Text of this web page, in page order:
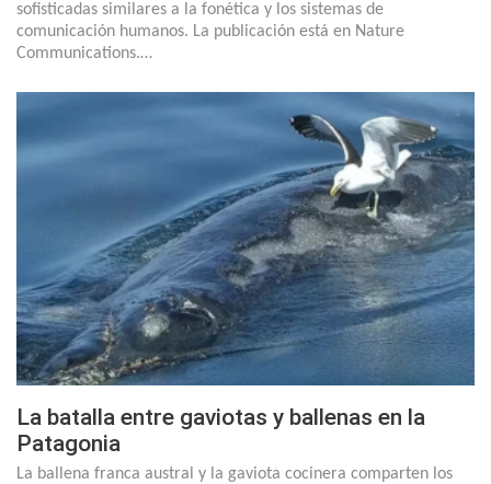
sofisticadas similares a la fonética y los sistemas de
comunicación humanos. La publicación está en Nature
Communications.…
La batalla entre gaviotas y ballenas en la
Patagonia
La ballena franca austral y la gaviota cocinera comparten los